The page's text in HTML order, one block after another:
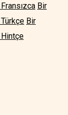
Bir
Bir